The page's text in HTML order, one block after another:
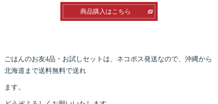
商品購入はこちら
ごはんのお友4品・お試しセットは、ネコポス発送なので、沖縄から
北海道まで送料無料で送れ
ます。